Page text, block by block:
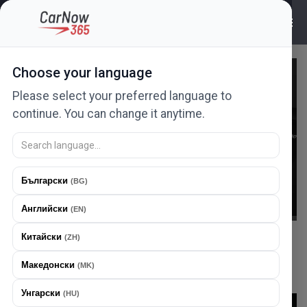
Choose your language
Please select your preferred language to
continue. You can change it anytime.
Български (BG)
Английски (EN)
Китайски (ZH)
Македонски (MK)
Унгарски (HU)
• 0
AUTO VESTI